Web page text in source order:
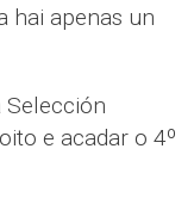
hai apenas un
Selección
e acadar o 4º